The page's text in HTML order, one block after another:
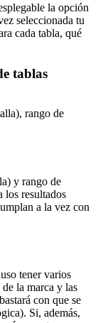
la opción
seleccionada tu
cada tabla, qué
tablas
rango de
y rango de
los resultados
a la vez con
tener varios
la marca y las
con que se
Si, además,